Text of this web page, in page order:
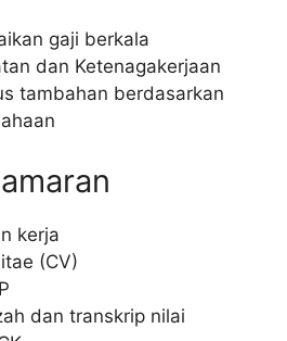
gaji berkala
dan Ketenagakerjaan
tambahan berdasarkan
kerja
(CV)
dan transkrip nilai